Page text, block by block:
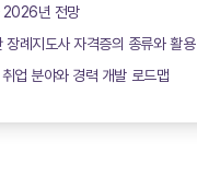
2026년 전망
장례지도사 자격증의 종류와 활용
업 분야와 경력 개발 로드맵